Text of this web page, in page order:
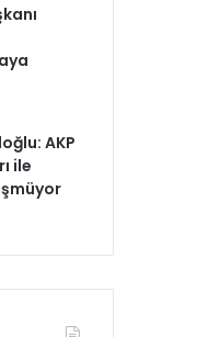
AKP
ile